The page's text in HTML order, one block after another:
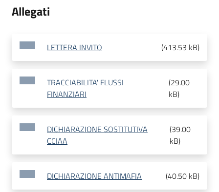
Allegati
LETTERA INVITO (413.53 kB)
TRACCIABILITA' FLUSSI
FINANZIARI
(29.00
kB)
DICHIARAZIONE SOSTITUTIVA
CCIAA
(39.00
kB)
DICHIARAZIONE ANTIMAFIA (40.50 kB)